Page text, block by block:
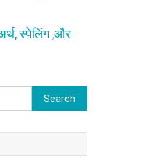
स्पेलिंग ,और
Search